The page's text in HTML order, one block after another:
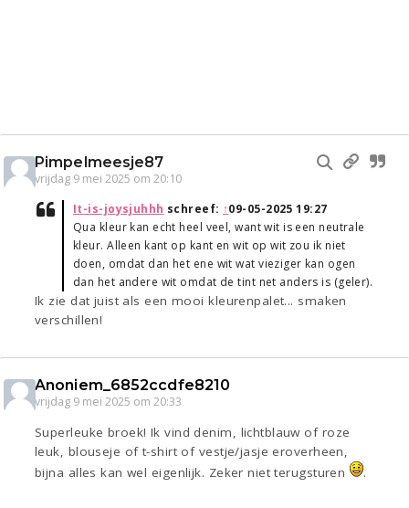
Pimpelmeesje87
vrijdag 9 mei 2025 om 20:10
It-is-joysjuhhh schreef: ↑09-05-2025 19:27
Qua kleur kan echt heel veel, want wit is een neutrale
kleur. Alleen kant op kant en wit op wit zou ik niet
doen, omdat dan het ene wit wat vieziger kan ogen
dan het andere wit omdat de tint net anders is (geler).
Ik zie dat juist als een mooi kleurenpalet... smaken
verschillen!
Anoniem_6852ccdfe8210
vrijdag 9 mei 2025 om 20:33
Superleuke broek! Ik vind denim, lichtblauw of roze
leuk, blouseje of t-shirt of vestje/jasje eroverheen,
bijna alles kan wel eigenlijk. Zeker niet terugsturen
.